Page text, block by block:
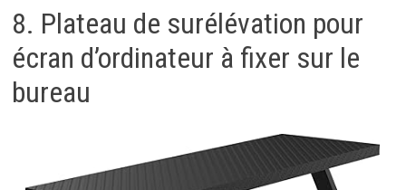
8. Plateau de surélévation pour
écran d’ordinateur à fixer sur le
bureau